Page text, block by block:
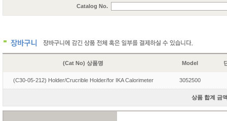
Catalog No.
(Cat No) 상품명 Model
(C30-05-212) Holder/Crucrible Holder/for IKA Calorimeter 3052500
상품 합계 금